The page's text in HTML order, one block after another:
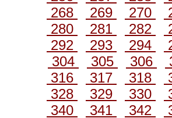
268
269 270
280
281 282
292
293 294
304
305 306
316
317 318
328
329 330
340
341 342